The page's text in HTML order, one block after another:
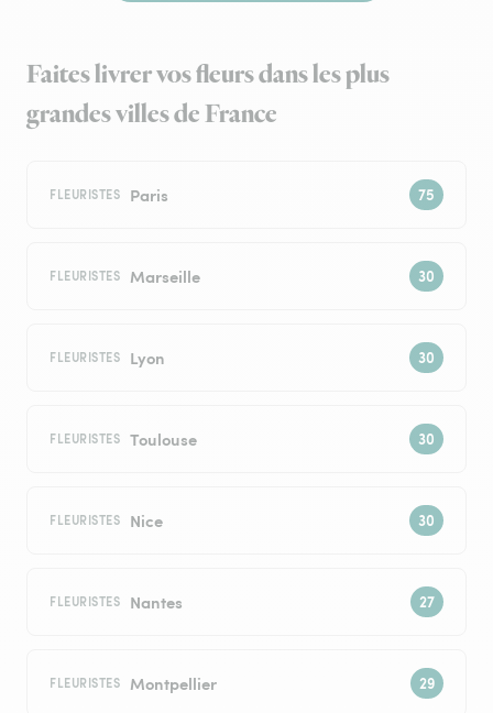
Faites livrer vos fleurs dans les plus
grandes villes de France
FLEURISTES Paris
FLEURISTES Marseille
FLEURISTES Lyon
FLEURISTES Toulouse
FLEURISTES Nice
FLEURISTES Nantes
FLEURISTES Montpellier